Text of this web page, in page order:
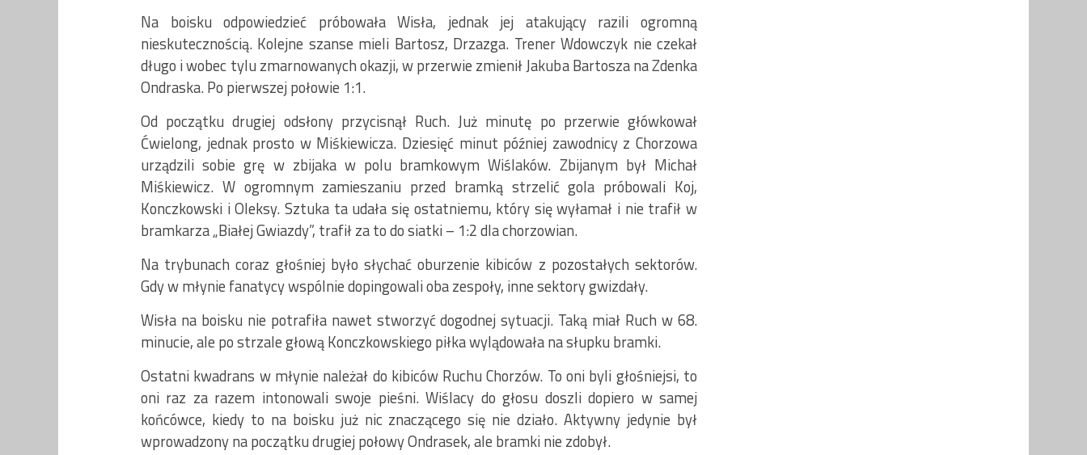
Na boisku odpowiedzieć próbowała Wisła, jednak jej atakujący razili ogromną
nieskutecznością. Kolejne szanse mieli Bartosz, Drzazga. Trener Wdowczyk nie czekał
długo i wobec tylu zmarnowanych okazji, w przerwie zmienił Jakuba Bartosza na Zdenka
Ondraska. Po pierwszej połowie 1:1.
Od początku drugiej odsłony przycisnął Ruch. Już minutę po przerwie główkował
Ćwielong, jednak prosto w Miśkiewicza. Dziesięć minut później zawodnicy z Chorzowa
urządzili sobie grę w zbijaka w polu bramkowym Wiślaków. Zbijanym był Michał
Miśkiewicz. W ogromnym zamieszaniu przed bramką strzelić gola próbowali Koj,
Konczkowski i Oleksy. Sztuka ta udała się ostatniemu, który się wyłamał i nie trafił w
bramkarza „Białej Gwiazdy”, trafił za to do siatki – 1:2 dla chorzowian.
Na trybunach coraz głośniej było słychać oburzenie kibiców z pozostałych sektorów.
Gdy w młynie fanatycy wspólnie dopingowali oba zespoły, inne sektory gwizdały.
Wisła na boisku nie potrafiła nawet stworzyć dogodnej sytuacji. Taką miał Ruch w 68.
minucie, ale po strzale głową Konczkowskiego piłka wylądowała na słupku bramki.
Ostatni kwadrans w młynie należał do kibiców Ruchu Chorzów. To oni byli głośniejsi, to
oni raz za razem intonowali swoje pieśni. Wiślacy do głosu doszli dopiero w samej
końcówce, kiedy to na boisku już nic znaczącego się nie działo. Aktywny jedynie był
wprowadzony na początku drugiej połowy Ondrasek, ale bramki nie zdobył.